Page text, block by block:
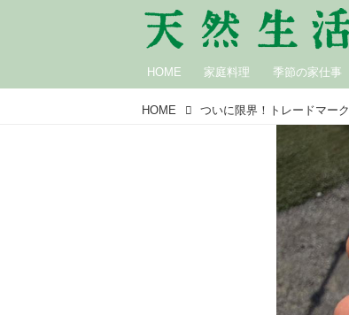
HOME 家庭料理 季節の家仕事
HOME